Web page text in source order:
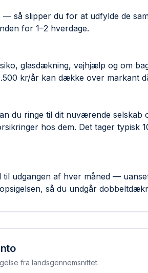
så slipper du for at udfylde de
for 1–2 hverdage.
glas­dækning, vejhjælp og om
kr/år kan dække over markant
du ringe til dit nuværende selskab
hos dem. Det tager typisk
udgangen af hver måned —
så du undgår
fra landsgennemsnittet.